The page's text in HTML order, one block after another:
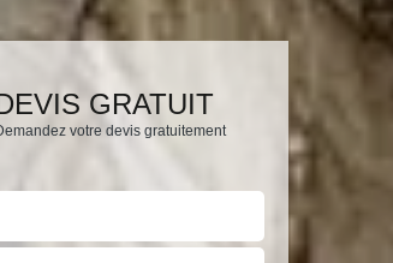
GRATUIT
votre devis gratuitement